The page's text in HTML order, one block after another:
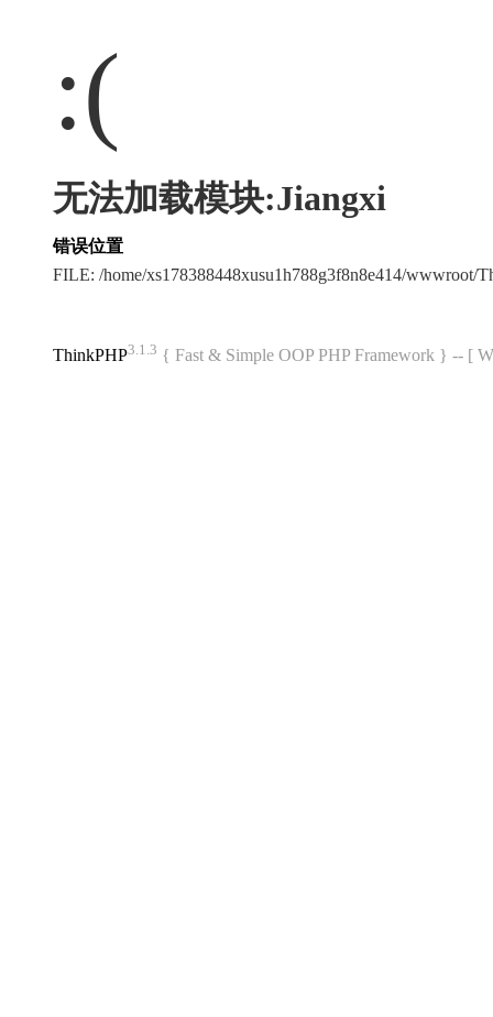
:(
无法加载模块:Jiangxi
错误位置
FILE: /home/xs178388448xusu1h788g3f8n8e414/
ThinkPHP3.1.3 { Fast & Simple OOP PHP Framework } -- [